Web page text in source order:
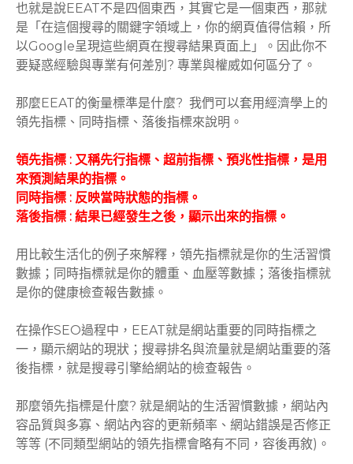
也就是說EEAT不是四個東西，其實它是一個東西，那就
是「在這個搜尋的關鍵字領域上，你的網頁值得信賴，所
以Google呈現這些網頁在搜尋結果頁面上」。因此你不
要疑惑經驗與專業有何差別? 專業與權威如何區分了。
那麼EEAT的衡量標準是什麼? 我們可以套用經濟學上的
領先指標、同時指標、落後指標來說明。
領先指標 : 又稱先行指標、超前指標、預兆性指標，是用
來預測結果的指標。
同時指標 : 反映當時狀態的指標。
落後指標 : 結果已經發生之後，顯示出來的指標。
用比較生活化的例子來解釋，領先指標就是你的生活習慣
數據；同時指標就是你的體重、血壓等數據；落後指標就
是你的健康檢查報告數據。
在操作SEO過程中，EEAT就是網站重要的同時指標之
一，顯示網站的現狀；搜尋排名與流量就是網站重要的落
後指標，就是搜尋引擎給網站的檢查報告。
那麼領先指標是什麼? 就是網站的生活習慣數據，網站內
容品質與多寡、網站內容的更新頻率、網站錯誤是否修正
等等 (不同類型網站的領先指標會略有不同，容後再敘)。